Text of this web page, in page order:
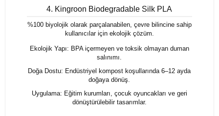
4. Kingroon Biodegradable Silk PLA
%100 biyolojik olarak parçalanabilen, çevre bilincine sahip
kullanıcılar için ekolojik çözüm.
Ekolojik Yapı: BPA içermeyen ve toksik olmayan duman
salınımı.
Doğa Dostu: Endüstriyel kompost koşullarında 6–12 ayda
doğaya dönüş.
Uygulama: Eğitim kurumları, çocuk oyuncakları ve geri
dönüştürülebilir tasarımlar.